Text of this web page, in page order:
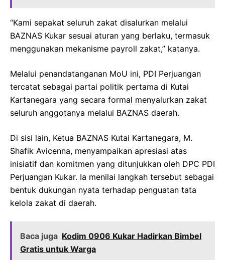
“Kami sepakat seluruh zakat disalurkan melalui
BAZNAS Kukar sesuai aturan yang berlaku, termasuk
menggunakan mekanisme payroll zakat,” katanya.
Melalui penandatanganan MoU ini, PDI Perjuangan
tercatat sebagai partai politik pertama di Kutai
Kartanegara yang secara formal menyalurkan zakat
seluruh anggotanya melalui BAZNAS daerah.
Di sisi lain, Ketua BAZNAS Kutai Kartanegara, M.
Shafik Avicenna, menyampaikan apresiasi atas
inisiatif dan komitmen yang ditunjukkan oleh DPC PDI
Perjuangan Kukar. Ia menilai langkah tersebut sebagai
bentuk dukungan nyata terhadap penguatan tata
kelola zakat di daerah.
Baca juga Kodim 0906 Kukar Hadirkan Bimbel
Gratis untuk Warga